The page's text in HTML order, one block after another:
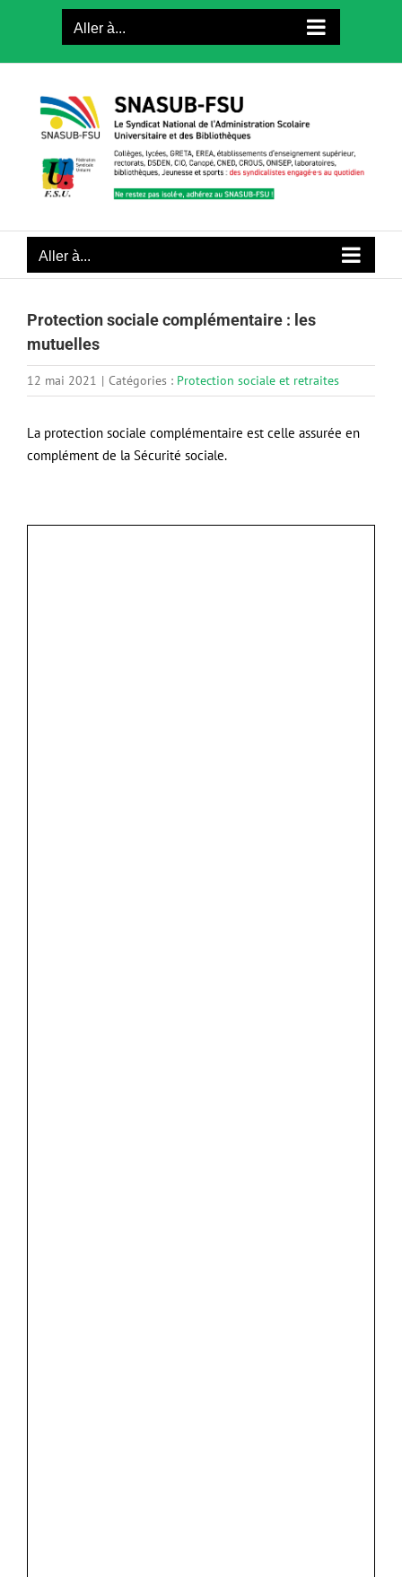
Aller à...
Aller à...
Protection sociale complémentaire : les
mutuelles
12 mai 2021 | Catégories : Protection sociale et retraites
La protection sociale complémentaire est celle assurée en
complément de la Sécurité sociale.